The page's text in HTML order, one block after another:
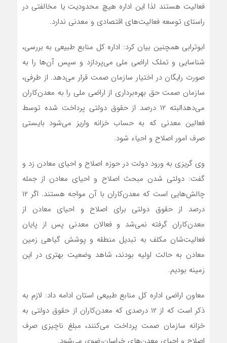
فعالیت هستند لذا این اداره هیچ محدودیت یا مخالفتی در
راستای توسعه فعالیت‌های اقتصادی و معدنی ندارد.
ابوترابی همچنین بیان کرد: اداره کل منابع طبیعی به بررسی،
شناسایی و تملک اراضی ملی می‌پردازد و سپس‌ آن‌ها را به
صورت رایگان در اختیار سازمان صمت قرار می‌دهد. از طرفی،
سازمان صمت حق‌ بهره‌برداری از اراضی ملی را به معدن‌کاران
می‌دهدالبته ۱۲ درصد از حقوق دولتی پرداخت شده توسط
فعالین معدنی که به حساب خزانه واریز می‌شود بایستی
صرف امور اصلاح و احیاء شود.
وی گریزی به ورود دولت در حوزه اصلاح و احیای معادن زد و
گفت: دولتی شدن مبحث اصلاح و احیای معادن از جمله
چالش‌هایی است که معدن‌کاران با آن مواجه هستند. اگر ۱۲
درصد از حقوق دولتی برای اصلاح و احیای معادن از
معدن‌کاران گرفته نمی‌شد و فعالان معدنی پس از پایان
فعالیت‌شان مکلف به تبدیل منطقه و پوشش گیاهی زمین
معادن به حالت اولیه بودند، شاهد وضعیت بهتری در این
زمینه بودیم.
معاون اراضی اداره کل منابع طبیعی استان ادامه داد: لازم به
ذکر است که از ۱۲ درصدی که معدن‌کاران از حقوق دولتی به
خزانه سازمان صمت پرداخت می‌کنند، مبلغ ناچیزی صرف